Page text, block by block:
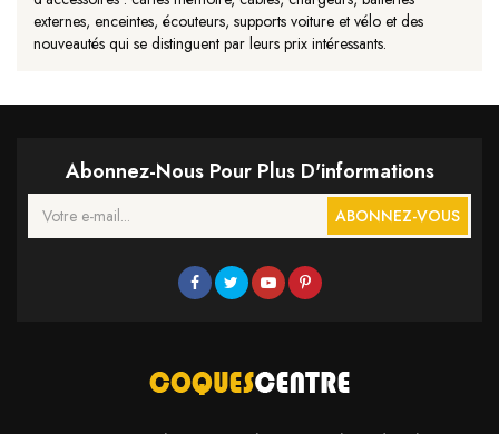
externes, enceintes, écouteurs, supports voiture et vélo et des
nouveautés qui se distinguent par leurs prix intéressants.
Abonnez-Nous Pour Plus D'informations
ABONNEZ-VOUS